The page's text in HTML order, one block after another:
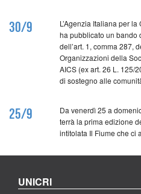
30/9
L’Agenzia Italiana per
ha pubblicato un bando
dell’art. 1, comma 287,
Organizzazioni della
AICS (ex art. 26 L. 125/
di sostegno alle
25/9
Da venerdì 25 a
terrà la prima edizione
intitolata Il Fiume che ci
UNICRI